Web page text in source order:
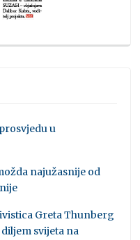
u
najužasnije od
Greta Thunberg
svijeta na